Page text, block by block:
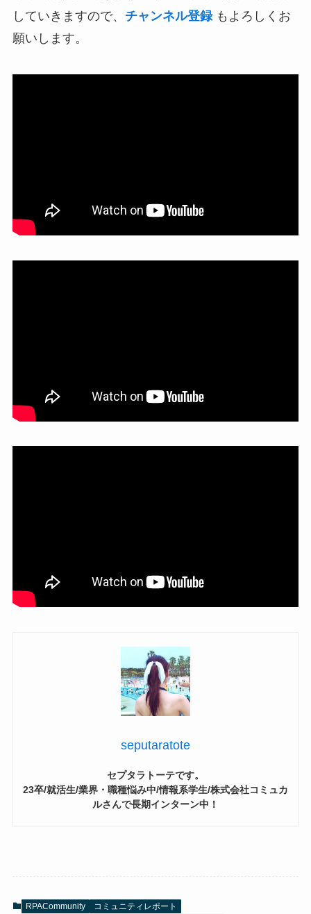
していきますので、 チャンネル登録もよろしくお
願いします。
seputaratote
セプタラトーテです。
23卒/就活生/業界・職種悩み中/情報系学生/株式会社コミュカ
ルさんで長期インターン中！
RPACommunity
コミュニティレポート